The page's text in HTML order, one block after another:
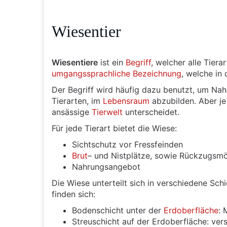
Wiesentier
Wiesentiere ist ein Begriff, welcher alle
umgangssprachliche Bezeichnung, welche in
Der Begriff wird häufig dazu benutzt, um
Tierarten, im Lebensraum abzubilden. Aber
ansässige Tierwelt unterscheidet.
Für jede Tierart bietet die Wiese:
Sichtschutz vor Fressfeinden
Brut– und Nistplätze, sowie
Nahrungsangebot
Die Wiese unterteilt sich in verschiedene
finden sich:
Bodenschicht unter der Erdoberfläche:
Streuschicht auf der Erdoberfläche: